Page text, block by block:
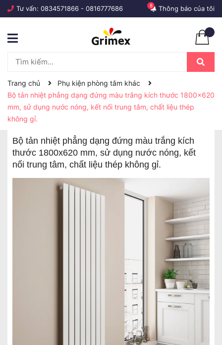
Tư vấn: 0834571866 - 0816777686 Thông báo của tôi
8
Trang chủ
Phụ kiện phòng tắm khác
Bộ tản nhiệt phẳng dạng đứng màu trắng kích thước 1800x620
mm, sử dụng nước nóng, kết nối trung tâm, chất liệu thép
không gỉ.
Bộ tản nhiệt phẳng dạng đứng màu trắng kích
thước 1800x620 mm, sử dụng nước nóng, kết
nối trung tâm, chất liệu thép không gỉ.